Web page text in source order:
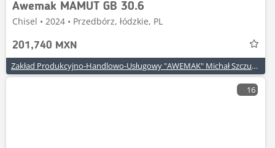
Awemak MAMUT GB 30.6
Chisel • 2024 • Przedbórz, łódzkie, PL
201,740 MXN
Zakład Produkcyjno-Handlowo-Usługowy "AWEMAK" Michał Szczuraszek
16